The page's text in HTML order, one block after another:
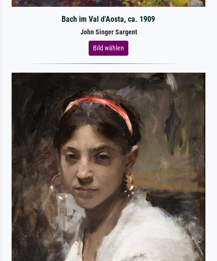
Bach im Val d'Aosta, ca. 1909
John Singer Sargent
Bild wählen